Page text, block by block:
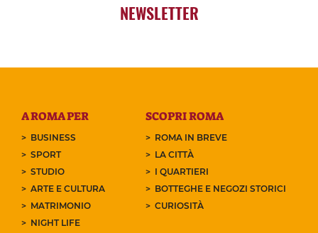
NEWSLETTER
A ROMA PER
BUSINESS
SPORT
STUDIO
ARTE E CULTURA
MATRIMONIO
NIGHT LIFE
SCOPRI ROMA
ROMA IN BREVE
LA CITTÀ
I QUARTIERI
BOTTEGHE E NEGOZI STORICI
CURIOSITÀ